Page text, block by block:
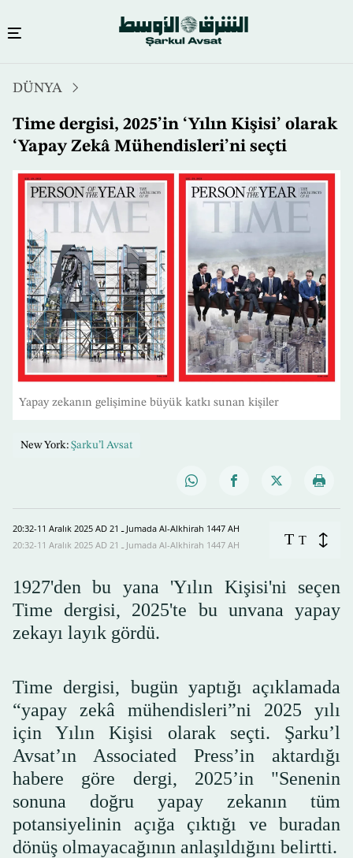
içeriğe
atla
DÜNYA
Time dergisi, 2025’in ‘Yılın Kişisi’ olarak
‘Yapay Zekâ Mühendisleri’ni seçti
Yapay zekanın gelişimine büyük katkı sunan kişiler
New York: Şarku’l Avsat
20:32-11 Aralık 2025 AD ـ 21 Jumada Al-Alkhirah 1447 AH
20:32-11 Aralık 2025 AD ـ 21 Jumada Al-Alkhirah 1447 AH
T T
1927'den bu yana 'Yılın Kişisi'ni seçen
Time dergisi, 2025'te bu unvana yapay
zekayı layık gördü.
Time dergisi, bugün yaptığı açıklamada
“yapay zekâ mühendisleri”ni 2025 yılı
için Yılın Kişisi olarak seçti. Şarku’l
Avsat’ın Associated Press’in aktardığı
habere göre dergi, 2025’in "Senenin
sonuna doğru yapay zekanın tüm
potansiyelinin açığa çıktığı ve buradan
dönüş olmayacağının anlaşıldığını belirtti.